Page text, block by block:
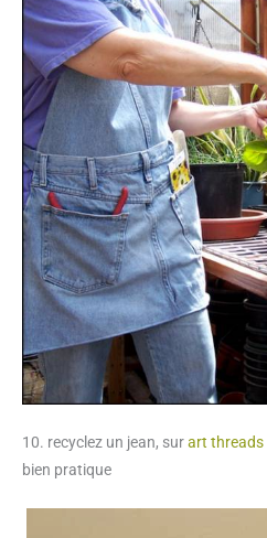
10. recyclez un jean, surart threads
bien pratique